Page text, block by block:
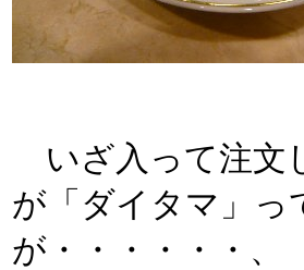
いざ入って注文
が「ダイタマ」っ
が・・・・・・、